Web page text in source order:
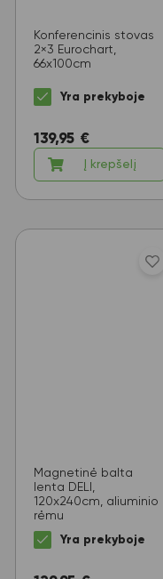
Konferencinis stovas
2×3 Eurochart,
66x100cm
Yra prekyboje
139,95 €
Į krepšelį
Magnetinė balta
lenta DELI,
120x240cm, aliuminio
rėmu
Yra prekyboje